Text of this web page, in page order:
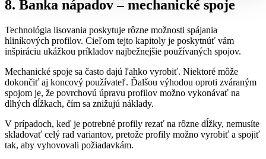
8. Banka nápadov – mechanické spoje
Technológia lisovania poskytuje rôzne možnosti spájania
hliníkových profilov. Cieľom tejto kapitoly je poskytnúť vám
inšpiráciu ukážkou príkladov najbežnejšie používaných spojov.
Mechanické spoje sa často dajú ľahko vyrobiť. Niektoré môže
dokončiť aj koncový používateľ. Ďalšou výhodou oproti zváraným
spojom je, že povrchovú úpravu profilov možno vykonávať na
dlhých dĺžkach, čím sa znižujú náklady.
V prípadoch, keď je potrebné profily rezať na rôzne dĺžky, nemusíte
skladovať celý rad variantov, pretože profily možno vyrobiť a spojiť
tak, aby vyhovovali požiadavkám.